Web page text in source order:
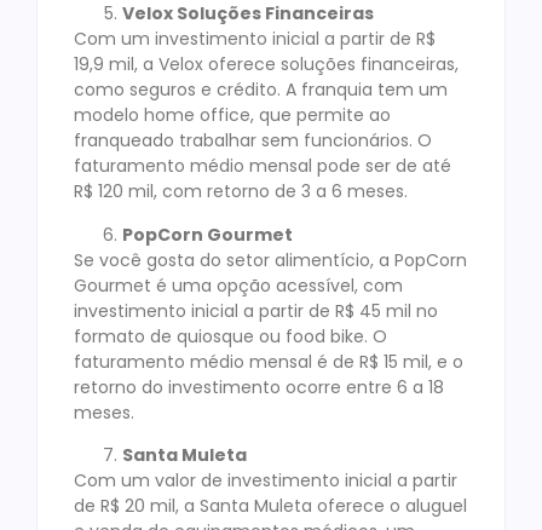
Velox Soluções Financeiras
Com um investimento inicial a partir de R$
19,9 mil, a Velox oferece soluções financeiras,
como seguros e crédito. A franquia tem um
modelo home office, que permite ao
franqueado trabalhar sem funcionários. O
faturamento médio mensal pode ser de até
R$ 120 mil, com retorno de 3 a 6 meses.
PopCorn Gourmet
Se você gosta do setor alimentício, a PopCorn
Gourmet é uma opção acessível, com
investimento inicial a partir de R$ 45 mil no
formato de quiosque ou food bike. O
faturamento médio mensal é de R$ 15 mil, e o
retorno do investimento ocorre entre 6 a 18
meses.
Santa Muleta
Com um valor de investimento inicial a partir
de R$ 20 mil, a Santa Muleta oferece o aluguel